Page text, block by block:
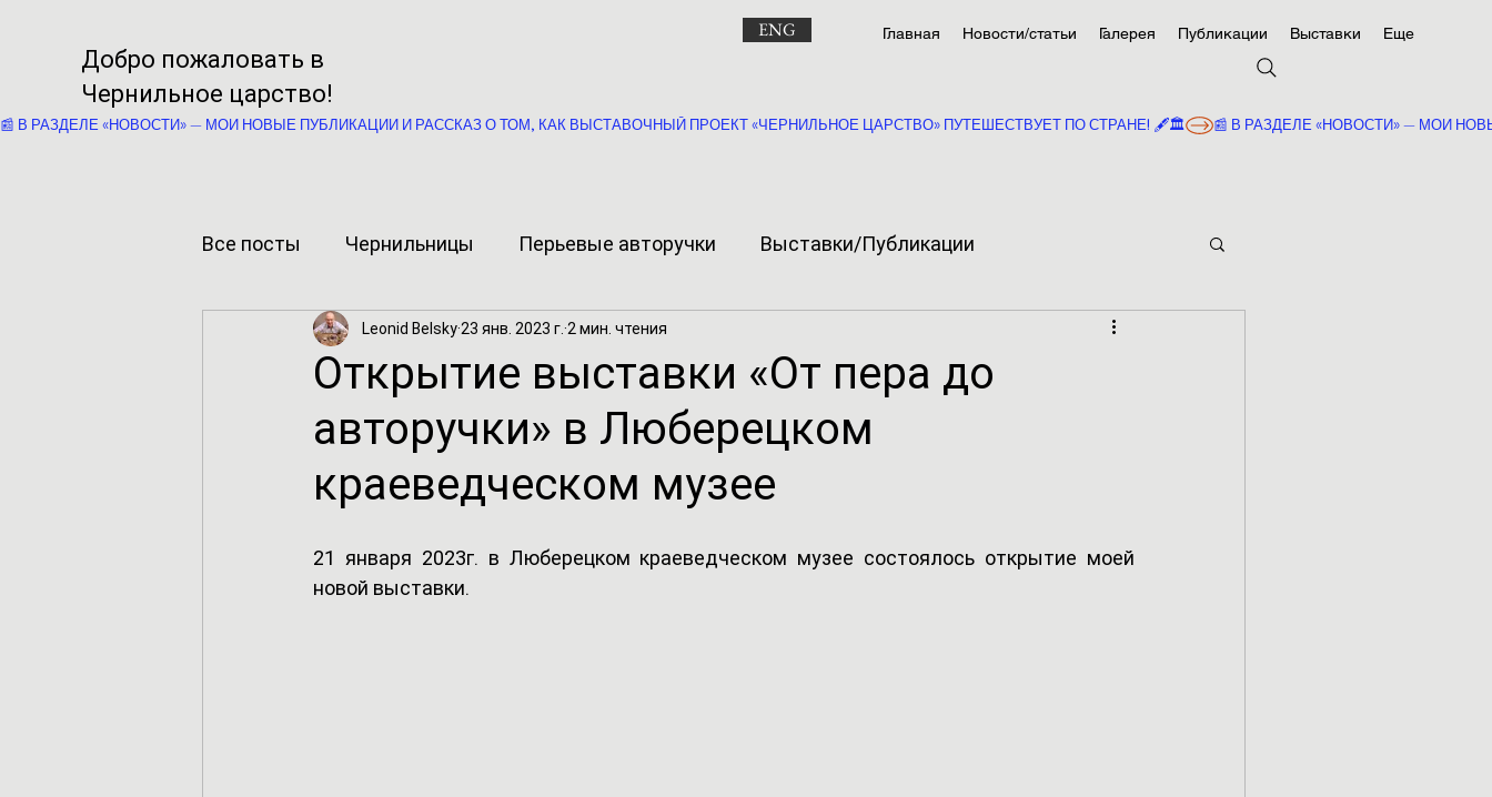
Добро пожаловать в
Чернильное царство!
ENG Главная Новости/статьи Галерея Публикации Выставки Еще
📰 В РАЗДЕЛЕ «НОВОСТИ» — МОИ НОВЫЕ ПУБЛИКАЦИИ И РАССКАЗ О ТОМ, КАК ВЫСТАВОЧНЫЙ ПРОЕКТ «ЧЕРНИЛЬНОЕ ЦАРСТВО» ПУТЕШЕСТВУЕТ ПО СТРАНЕ! 🖋️🏛️
Все посты Чернильницы Перьевые авторучки Выставки/Публикации
Открытие выставки «От пера до
авторучки» в Люберецком
краеведческом музее
Leonid Belsky 23 янв. 2023 г. 2 мин. чтения
21 января 2023г. в Люберецком краеведческом музее состоялось открытие моей
новой выставки.